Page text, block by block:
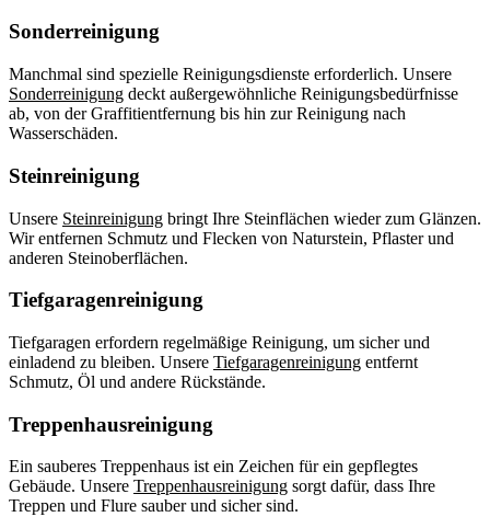
Sonderreinigung
Manchmal sind spezielle Reinigungsdienste erforderlich. Unsere
Sonderreinigung deckt außergewöhnliche Reinigungsbedürfnisse
ab, von der Graffitientfernung bis hin zur Reinigung nach
Wasserschäden.
Steinreinigung
Unsere Steinreinigung bringt Ihre Steinflächen wieder zum Glänzen.
Wir entfernen Schmutz und Flecken von Naturstein, Pflaster und
anderen Steinoberflächen.
Tiefgaragenreinigung
Tiefgaragen erfordern regelmäßige Reinigung, um sicher und
einladend zu bleiben. Unsere Tiefgaragenreinigung entfernt
Schmutz, Öl und andere Rückstände.
Treppenhausreinigung
Ein sauberes Treppenhaus ist ein Zeichen für ein gepflegtes
Gebäude. Unsere Treppenhausreinigung sorgt dafür, dass Ihre
Treppen und Flure sauber und sicher sind.